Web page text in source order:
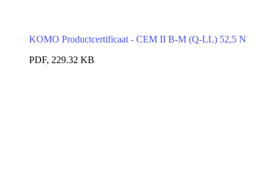
KOMO Productcertificaat - CEM II B-M (Q-LL) 52,5 N
PDF, 229.32 KB